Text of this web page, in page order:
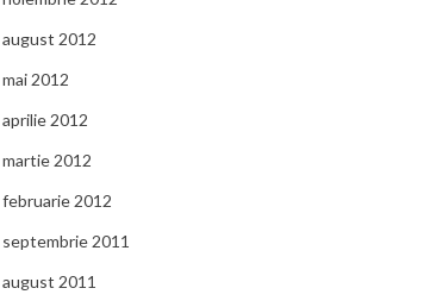
august 2012
mai 2012
aprilie 2012
martie 2012
februarie 2012
septembrie 2011
august 2011